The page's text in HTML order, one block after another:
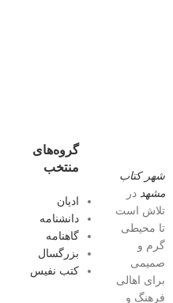
شهر کتاب
مشهد در
تلاش است
تا محیطی
گرم و
صمیمی
برای اهالی
فرهنگ و
گروه‌های
منتخب
ادیان
دانشنامه
گاهنامه
بزرگسال
کتب نفیس